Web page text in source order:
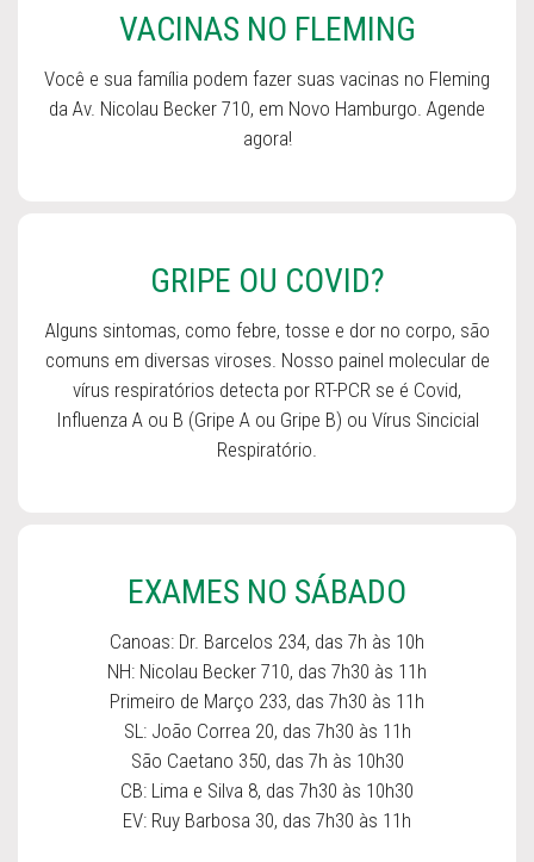
VACINAS NO FLEMING
Você e sua família podem fazer suas vacinas no Fleming
da Av. Nicolau Becker 710, em Novo Hamburgo. Agende
agora!
GRIPE OU COVID?
Alguns sintomas, como febre, tosse e dor no corpo, são
comuns em diversas viroses. Nosso painel molecular de
vírus respiratórios detecta por RT-PCR se é Covid,
Influenza A ou B (Gripe A ou Gripe B) ou Vírus Sincicial
Respiratório.
EXAMES NO SÁBADO
Canoas: Dr. Barcelos 234, das 7h às 10h
NH: Nicolau Becker 710, das 7h30 às 11h
Primeiro de Março 233, das 7h30 às 11h
SL: João Correa 20, das 7h30 às 11h
São Caetano 350, das 7h às 10h30
CB: Lima e Silva 8, das 7h30 às 10h30
EV: Ruy Barbosa 30, das 7h30 às 11h